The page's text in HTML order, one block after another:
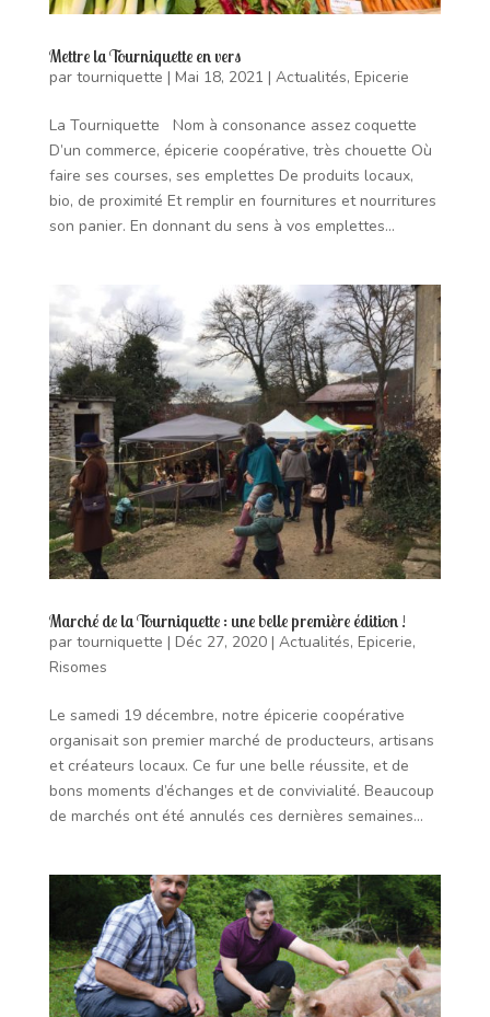
Mettre la Tourniquette en vers
par tourniquette | Mai 18, 2021 | Actualités, Epicerie
La Tourniquette Nom à consonance assez coquette
D’un commerce, épicerie coopérative, très chouette Où
faire ses courses, ses emplettes De produits locaux,
bio, de proximité Et remplir en fournitures et nourritures
son panier. En donnant du sens à vos emplettes...
Marché de la Tourniquette : une belle première édition !
par tourniquette | Déc 27, 2020| Actualités, Epicerie,
Risomes
Le samedi 19 décembre, notre épicerie coopérative
organisait son premier marché de producteurs, artisans
et créateurs locaux. Ce fur une belle réussite, et de
bons moments d’échanges et de convivialité. Beaucoup
de marchés ont été annulés ces dernières semaines...